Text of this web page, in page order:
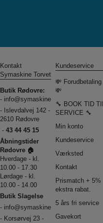
Kontakt
Symaskine Torvet
Butik Rødovre:
- info@symaskinecenter.dk
- Islevdalvej 142 -
2610 Rødovre
- 43 44 45 15
Åbningstider
Rødovre 🏠
Hverdage - kl.
10.00 - 17.30
Lørdage - kl.
10.00 - 14.00
Butik Slagelse
- info@symaskinetorvet.dk
- Korsørvej 23 -
Kundeservice
💸 Forudbetaling
💸
🔧 BOOK TID TIL
SERVICE 🔧
Min konto
Kundeservice
Værksted
Kontakt
Prismatch + 5%
ekstra rabat.
5 års fri service
Gavekort